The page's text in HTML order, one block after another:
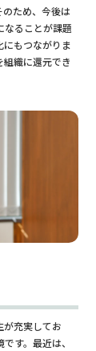
のため、今後は
なることが課題
にもつながりま
織に還元でき
が充実してお
す。最近は、